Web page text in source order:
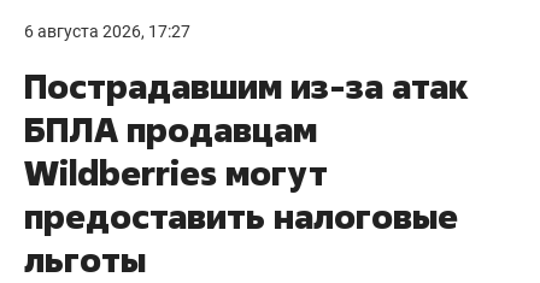
6 августа 2026, 17:27
Пострадавшим из-за атак
БПЛА продавцам
Wildberries могут
предоставить налоговые
льготы